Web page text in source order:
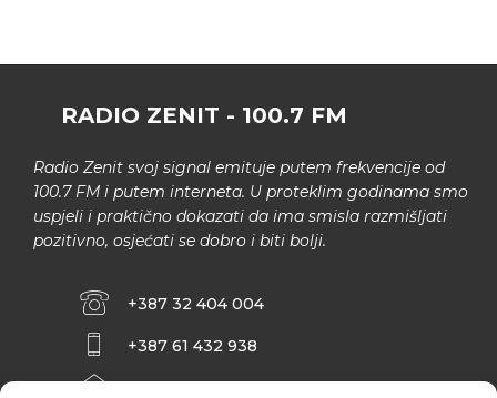
RADIO ZENIT - 100.7 FM
Radio Zenit svoj signal emituje putem frekvencije od
100.7 FM i putem interneta. U proteklim godinama smo
uspjeli i praktično dokazati da ima smisla razmišljati
pozitivno, osjećati se dobro i biti bolji.
+387 32 404 004
+387 61 432 938